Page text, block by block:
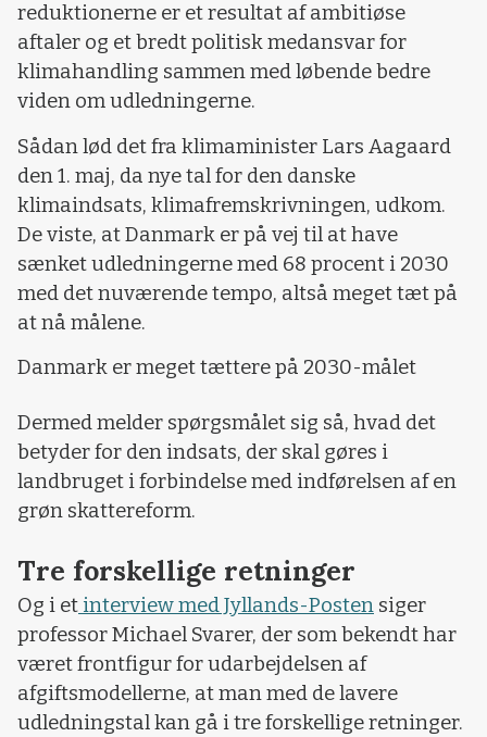
reduktionerne er et resultat af ambitiøse
aftaler og et bredt politisk medansvar for
klimahandling sammen med løbende bedre
viden om udledningerne.
Sådan lød det fra klimaminister Lars Aagaard
den 1. maj, da nye tal for den danske
klimaindsats, klimafremskrivningen, udkom.
De viste, at Danmark er på vej til at have
sænket udledningerne med 68 procent i 2030
med det nuværende tempo, altså meget tæt på
at nå målene.
Danmark er meget tættere på 2030-målet
Dermed melder spørgsmålet sig så, hvad det
betyder for den indsats, der skal gøres i
landbruget i forbindelse med indførelsen af en
grøn skattereform.
Tre forskellige retninger
Og i et interview med Jyllands-Posten siger
professor Michael Svarer, der som bekendt har
været frontfigur for udarbejdelsen af
afgiftsmodellerne, at man med de lavere
udledningstal kan gå i tre forskellige retninger.